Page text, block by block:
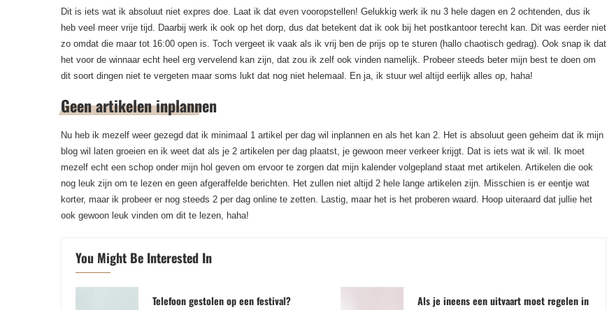
Dit is iets wat ik absoluut niet expres doe. Laat ik dat even vooropstellen! Gelukkig werk ik nu 3 hele dagen en 2 ochtenden, dus ik
heb veel meer vrije tijd. Daarbij werk ik ook op het dorp, dus dat betekent dat ik ook bij het postkantoor terecht kan. Dit was eerder niet
zo omdat die maar tot 16:00 open is. Toch vergeet ik vaak als ik vrij ben de prijs op te sturen (hallo chaotisch gedrag). Ook snap ik dat
het voor de winnaar echt heel erg vervelend kan zijn, dat zou ik zelf ook vinden namelijk. Probeer steeds beter mijn best te doen om
dit soort dingen niet te vergeten maar soms lukt dat nog niet helemaal. En ja, ik stuur wel altijd eerlijk alles op, haha!
Geen artikelen inplannen
Nu heb ik mezelf weer gezegd dat ik minimaal 1 artikel per dag wil inplannen en als het kan 2. Het is absoluut geen geheim dat ik mijn
blog wil laten groeien en ik weet dat als je 2 artikelen per dag plaatst, je gewoon meer verkeer krijgt. Dat is iets wat ik wil. Ik moet
mezelf echt een schop onder mijn hol geven om ervoor te zorgen dat mijn kalender volgepland staat met artikelen. Artikelen die ook
nog leuk zijn om te lezen en geen afgeraffelde berichten. Het zullen niet altijd 2 hele lange artikelen zijn. Misschien is er eentje wat
korter, maar ik probeer er nog steeds 2 per dag online te zetten. Lastig, maar het is het proberen waard. Hoop uiteraard dat jullie het
ook gewoon leuk vinden om dit te lezen, haha!
You Might Be Interested In
Telefoon gestolen op een festival?
Als je ineens een uitvaart moet regelen in